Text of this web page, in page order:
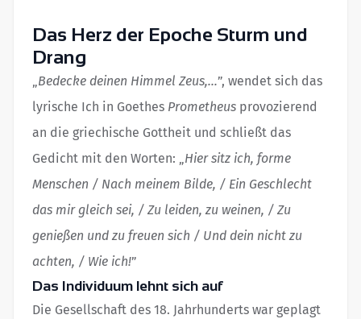
Das Herz der Epoche Sturm und
Drang
„Bedecke deinen Himmel Zeus,...”, wendet sich das
lyrische Ich in Goethes Prometheus provozierend
an die griechische Gottheit und schließt das
Gedicht mit den Worten: „Hier sitz ich, forme
Menschen / Nach meinem Bilde, / Ein Geschlecht
das mir gleich sei, / Zu leiden, zu weinen, / Zu
genießen und zu freuen sich / Und dein nicht zu
achten, / Wie ich!”
Das Individuum lehnt sich auf
Die Gesellschaft des 18. Jahrhunderts war geplagt